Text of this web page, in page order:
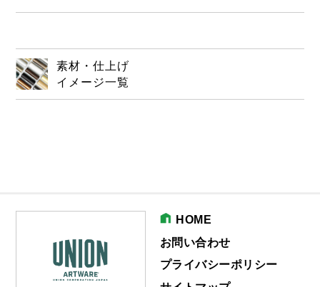
素材・仕上げ
イメージ一覧
HOME
お問い合わせ
プライバシーポリシー